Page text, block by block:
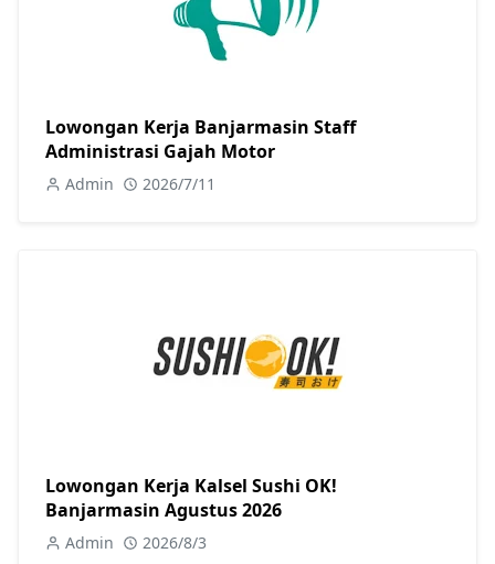
Lowongan Kerja Banjarmasin Staff
Administrasi Gajah Motor
Admin 2026/7/11
Lowongan Kerja Kalsel Sushi OK!
Banjarmasin Agustus 2026
Admin 2026/8/3